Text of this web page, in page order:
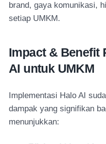
brand, gaya komunikasi,
setiap UMKM.
Impact & Benefit
AI untuk UMKM
Implementasi Halo AI
dampak yang signifikan
menunjukkan: